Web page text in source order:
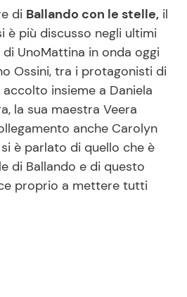
Le Ricette in TV
Primi Piatti
Ricette Facili e Veloci
Ricette Feste
Ricette per Bambini
di Ballando con le stelle, il
è più discusso negli ultimi
UnoMattina in onda oggi
Ossini, tra i protagonisti di
insieme a Daniela
la sua maestra Veera
anche Carolyn
è parlato di quello che è
di Ballando e di questo
proprio a mettere tutti